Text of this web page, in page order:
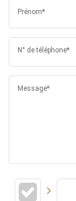
Prénom*
N° de téléphone*
Message*